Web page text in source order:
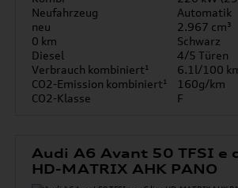
Neufahrzeug
Automatik
neu
2.967 cm³
0 km
Schwarz
Diesel
4/5 Türen
Verbrauch kombiniert¹
6.1l/100
CO2-Emission kombiniert¹
160g/km
CO2-Klasse
F
Audi A6 Avant 50 TFSI e
HD-MATRIX AHK PANO